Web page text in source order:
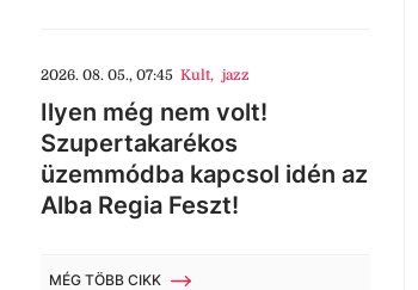
2026. 08. 05., 07:45 Kult, jazz
Ilyen még nem volt!
Szupertakarékos
üzemmódba kapcsol idén az
Alba Regia Feszt!
MÉG TÖBB CIKK